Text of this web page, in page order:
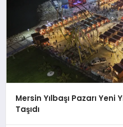
Mersin Yılbaşı Pazarı Yeni
Taşıdı